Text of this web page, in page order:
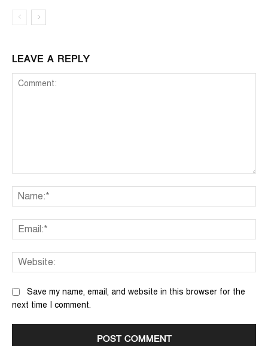
LEAVE A REPLY
Save my name, email, and website in this browser for the
next time I comment.